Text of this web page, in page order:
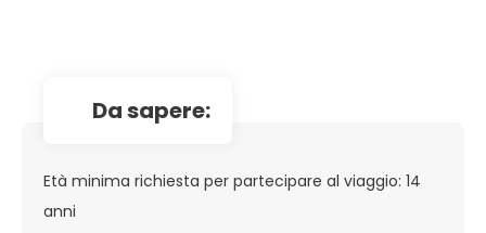
da sapere:
Età minima richiesta per partecipare al viaggio: 14
anni